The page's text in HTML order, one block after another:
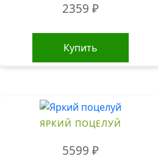
2359 ₽
Купить
ЯРКИЙ ПОЦЕЛУЙ
5599 ₽